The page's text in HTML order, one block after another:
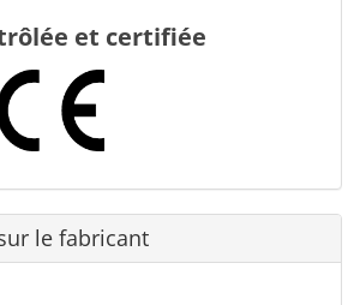
et certifiée
le fabricant